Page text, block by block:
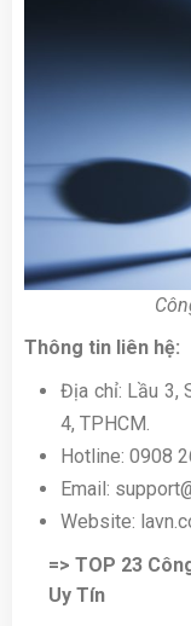
Thông tin liên hệ:
Địa chỉ: Lầu 3,
4, TPHCM.
Hotline: 0908
Email:
Website:
=> TOP 23
Uy Tín